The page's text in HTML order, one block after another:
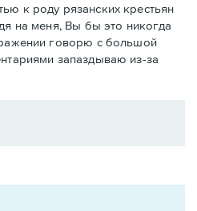
к роду рязанских крестьян
на меня, Вы бы это никогда
говорю с большой
запаздываю из-за